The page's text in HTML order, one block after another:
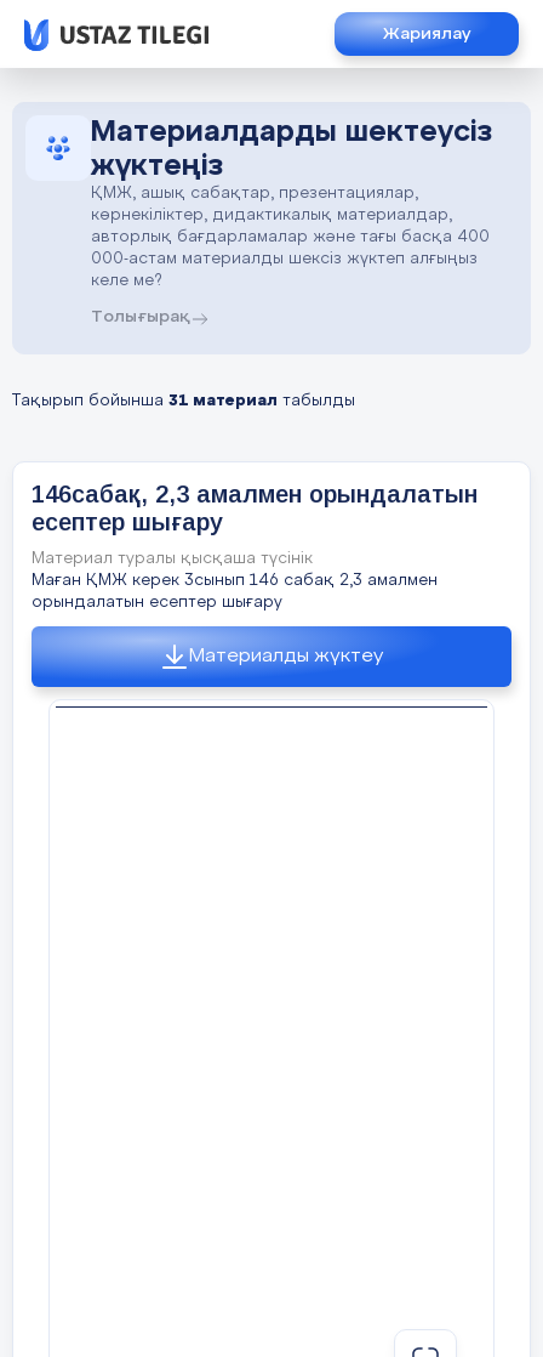
Жариялау
Материалдарды шектеусіз
жүктеңіз
ҚМЖ, ашық сабақтар, презентациялар,
көрнекіліктер, дидактикалық материалдар,
авторлық бағдарламалар және тағы басқа 400
000-астам материалды шексіз жүктеп алғыңыз
келе ме?
Толығырақ
Тақырып бойынша 31 материал табылды
146сабақ, 2,3 амалмен орындалатын
есептер шығару
Материал туралы қысқаша түсінік
Маған ҚМЖ керек 3сынып 146 сабақ 2,3 амалмен
орындалатын есептер шығару
Материалды жүктеу